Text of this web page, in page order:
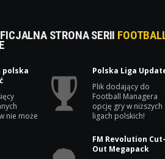
STRONA SERII
polska
nie może
Polska Liga
Plik dodający do
Football Managera
opcję gry w niższych
ligach polskich!
FM Revolution
Out Megapack